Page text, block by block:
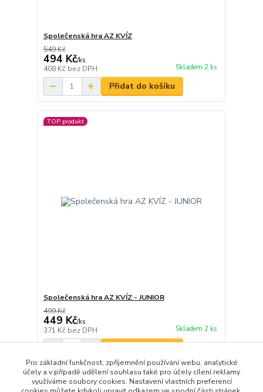
Společenská hra AZ KVÍZ
549 Kč
494 Kč/ks
408 Kč bez DPH Skladem 2 ks
Přidat do košíku
TOP produkt
Společenská hra AZ KVÍZ - JUNIOR
499 Kč
449 Kč/ks
371 Kč bez DPH Skladem 2 ks
strana z 1
Pro základní funkčnost, zpříjemnění používání webu, analytické
účely a v případě udělení souhlasu také pro účely cílení reklamy
využíváme soubory cookies. Nastavení vlastních preferencí